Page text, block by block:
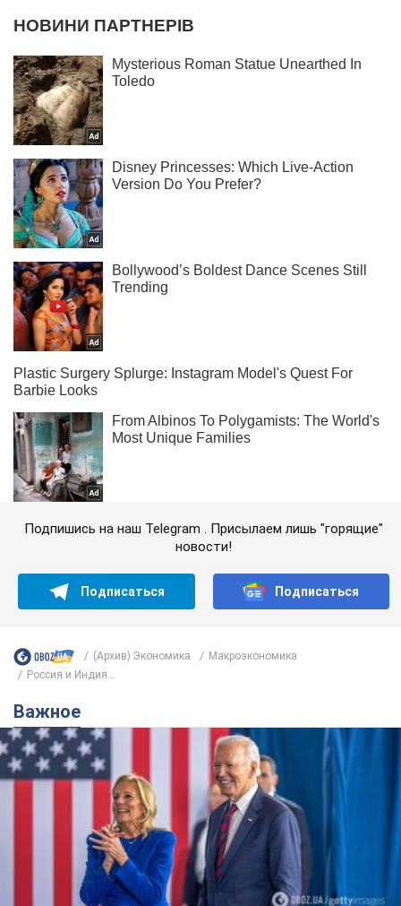
Подпишись на наш Telegram . Присылаем лишь "горящие"
новости!
Подписаться Подписаться
(Архив) Экономика
Mакроэкономика
Россия и Индия...
Важное